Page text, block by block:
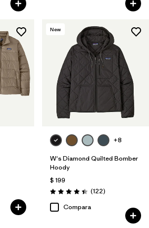
New
+8
W's Diamond Quilted Bomber
Hoody
$ 199
Valoración: 4.5 / 5
(122Comentarios
)
Compara